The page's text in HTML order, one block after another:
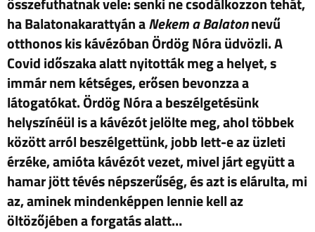
ha Balatonakarattyán aNekem a Balatonnevű
otthonos kis kávézóban Ördög Nóra üdvözli. A
Covid időszaka alatt nyitották meg a helyet, s
immár nem kétséges, erősen bevonzza a
látogatókat. Ördög Nóra a beszélgetésünk
helyszínéül is a kávézót jelölte meg, ahol többek
között arról beszélgettünk, jobb lett-e az üzleti
érzéke, amióta kávézót vezet, mivel járt együtt a
hamar jött tévés népszerűség, és azt is elárulta, mi
az, aminek mindenképpen lennie kell az
öltözőjében a forgatás alatt…